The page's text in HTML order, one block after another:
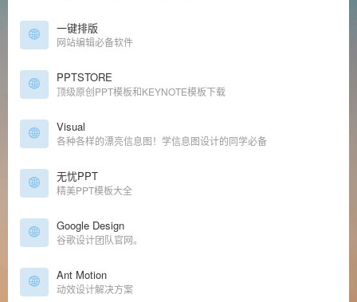
一键排版
网站编辑必备软件
PPTSTORE
顶级原创PPT模板和KEYNOTE模板下载
Visual
各种各样的漂亮信息图！学信息图设计的同学必备
无忧PPT
精美PPT模板大全
Google Design
谷歌设计团队官网。
Ant Motion
动效设计解决方案